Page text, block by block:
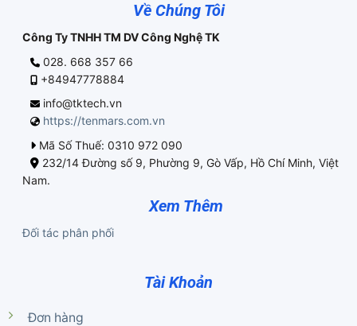
Về Chúng Tôi
Công Ty TNHH TM DV Công Nghệ TK
028. 668 357 66
+84947778884
info@tktech.vn
https://tenmars.com.vn
Mã Số Thuế: 0310 972 090
232/14 Đường số 9, Phường 9, Gò Vấp, Hồ Chí Minh, Việt
Nam.
Xem Thêm
Đối tác phân phối
Tài Khoản
Đơn hàng